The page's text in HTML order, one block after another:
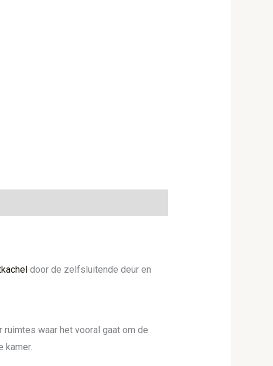
door de zelfsluitende deur en
waar het vooral gaat om de
kamer.